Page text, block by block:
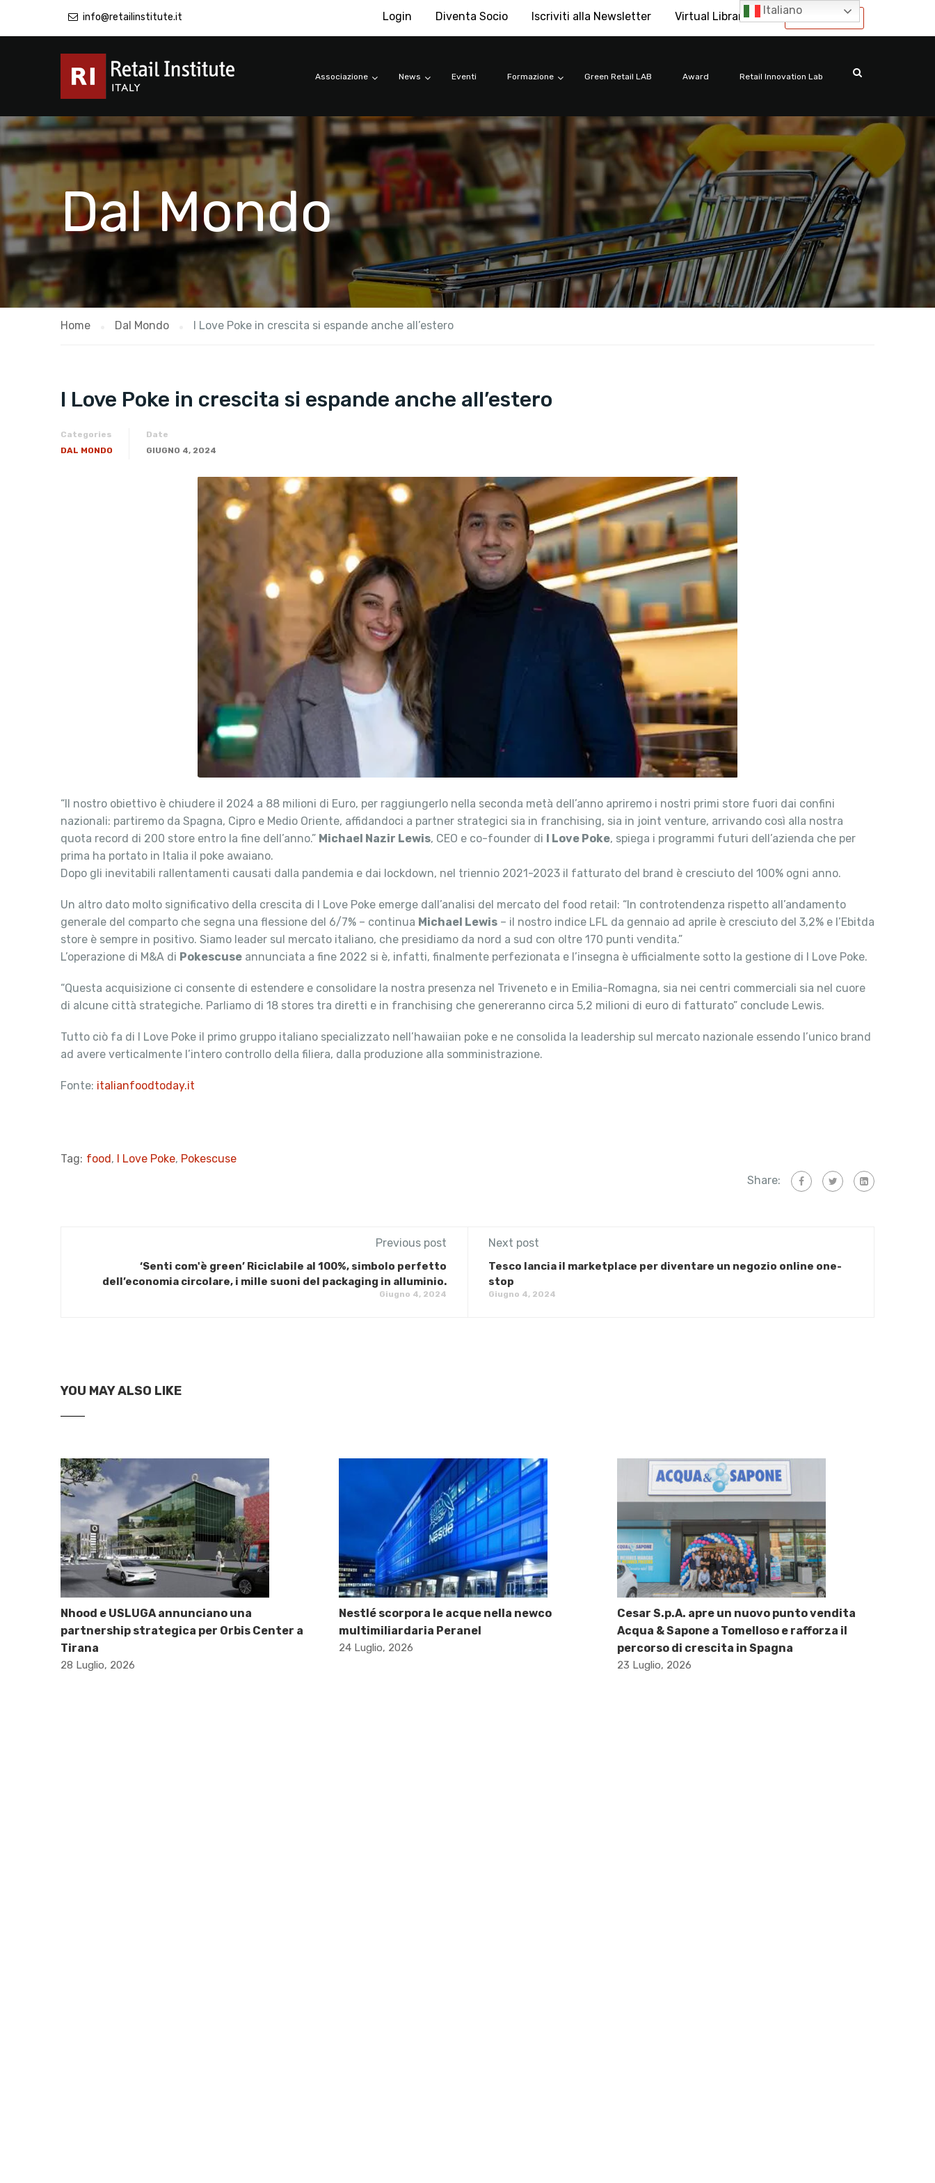
info@retailinstitute.it International
Login Diventa Socio Iscriviti alla Newsletter Virtual Library
Associazione News Eventi Formazione Green Retail LAB Award Retail Innovation Lab
Dal Mondo
Home Dal Mondo I Love Poke in crescita si espande anche all’estero
I Love Poke in crescita si espande anche all’estero
Categories
DAL MONDO
Date
GIUGNO 4, 2024
“Il nostro obiettivo è chiudere il 2024 a 88 milioni di Euro, per raggiungerlo nella seconda metà dell’anno apriremo i nostri primi store fuori dai confini
nazionali: partiremo da Spagna, Cipro e Medio Oriente, affidandoci a partner strategici sia in franchising, sia in joint venture, arrivando così alla nostra
quota record di 200 store entro la fine dell’anno.” Michael Nazir Lewis, CEO e co-founder di I Love Poke, spiega i programmi futuri dell’azienda che per
prima ha portato in Italia il poke awaiano.
Dopo gli inevitabili rallentamenti causati dalla pandemia e dai lockdown, nel triennio 2021-2023 il fatturato del brand è cresciuto del 100% ogni anno.
Un altro dato molto significativo della crescita di I Love Poke emerge dall’analisi del mercato del food retail: “In controtendenza rispetto all’andamento
generale del comparto che segna una flessione del 6/7% – continua Michael Lewis – il nostro indice LFL da gennaio ad aprile è cresciuto del 3,2% e l’Ebitda
store è sempre in positivo. Siamo leader sul mercato italiano, che presidiamo da nord a sud con oltre 170 punti vendita.”
L’operazione di M&A di Pokescuse annunciata a fine 2022 si è, infatti, finalmente perfezionata e l’insegna è ufficialmente sotto la gestione di I Love Poke.
“Questa acquisizione ci consente di estendere e consolidare la nostra presenza nel Triveneto e in Emilia-Romagna, sia nei centri commerciali sia nel cuore
di alcune città strategiche. Parliamo di 18 stores tra diretti e in franchising che genereranno circa 5,2 milioni di euro di fatturato” conclude Lewis.
Tutto ciò fa di I Love Poke il primo gruppo italiano specializzato nell’hawaiian poke e ne consolida la leadership sul mercato nazionale essendo l’unico brand
ad avere verticalmente l’intero controllo della filiera, dalla produzione alla somministrazione.
Fonte: italianfoodtoday.it
Tag: food, I Love Poke, Pokescuse
Share:
Previous post
‘Senti com'è green’ Riciclabile al 100%, simbolo perfetto
dell’economia circolare, i mille suoni del packaging in alluminio.
Giugno 4, 2024
Next post
Tesco lancia il marketplace per diventare un negozio online one-
stop
Giugno 4, 2024
YOU MAY ALSO LIKE
Nhood e USLUGA annunciano una
partnership strategica per Orbis Center a
Tirana
28 Luglio, 2026
Nestlé scorpora le acque nella newco
multimiliardaria Peranel
24 Luglio, 2026
Cesar S.p.A. apre un nuovo punto vendita
Acqua & Sapone a Tomelloso e rafforza il
percorso di crescita in Spagna
23 Luglio, 2026
Italiano